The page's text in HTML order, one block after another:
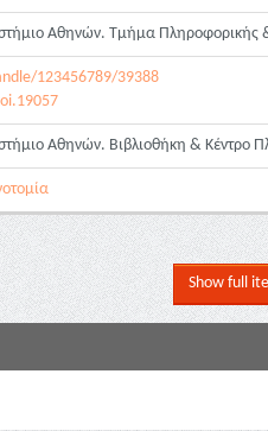
Αθηνών. Τμήμα Πληροφορικής
123456789/39388
Αθηνών. Βιβλιοθήκη & Κέντρο
Show full